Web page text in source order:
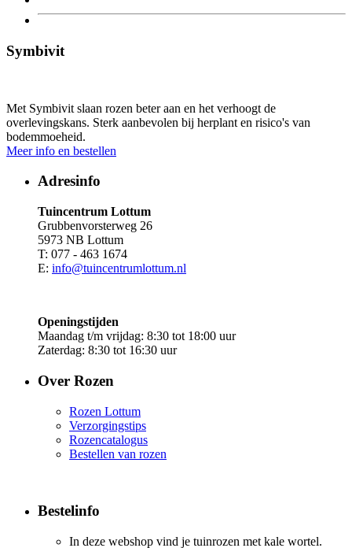
Symbivit
Met Symbivit slaan rozen beter aan en het verhoogt de
overlevingskans. Sterk aanbevolen bij herplant en risico's van
bodemmoeheid.
Meer info en bestellen
Adresinfo
Tuincentrum Lottum
Grubbenvorsterweg 26
5973 NB Lottum
T: 077 - 463 1674
E: info@tuincentrumlottum.nl
Openingstijden
Maandag t/m vrijdag: 8:30 tot 18:00 uur
Zaterdag: 8:30 tot 16:30 uur
Over Rozen
Rozen Lottum
Verzorgingstips
Rozencatalogus
Bestellen van rozen
Bestelinfo
In deze webshop vind je tuinrozen met kale wortel.